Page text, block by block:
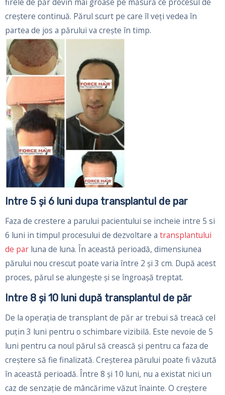
creștere continuă. Părul scurt pe care îl veți vedea în
partea de jos a părului va crește în timp.
Intre 5 şi 6 luni dupa transplantul de par
Faza de crestere a parului pacientului se incheie intre 5 si
6 luni in timpul procesului de dezvoltare a transplantului
de par luna de luna. În această perioadă, dimensiunea
părului nou crescut poate varia între 2 și 3 cm. După acest
proces, părul se alungește și se îngroașă treptat.
Intre 8 şi 10 luni după transplantul de păr
De la operația de transplant de păr ar trebui să treacă cel
puțin 3 luni pentru o schimbare vizibilă. Este nevoie de 5
luni pentru ca noul părul să crească și pentru ca faza de
creștere să fie finalizată. Creșterea părului poate fi văzută
în această perioadă. Între 8 și 10 luni, nu a existat nici un
caz de senzație de mâncărime văzut înainte. O creștere